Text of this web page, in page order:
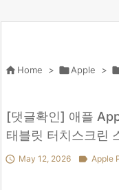
 Home > Apple >
[댓글확인] 애플
태블릿 터치스크린
 May 12, 2026  Apple